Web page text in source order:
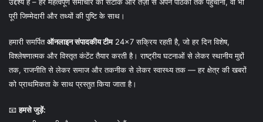
पूरी जिम्मेदारी और तथ्यों की पुष्टि के साथ।
हमारी समर्पितऑनलाइन संपादकीय टीम24×7 सक्रिय रहती है, जो हर दिन विशेष,
विश्लेषणात्मक और विस्तृत कंटेंट तैयार करती है। राष्ट्रीय घटनाओं से लेकर स्थानीय मुद्दों
तक, राजनीति से लेकर समाज और तकनीक से लेकर स्वास्थ्य तक — हर क्षेत्र की खबरों
को प्राथमिकता के साथ प्रस्तुत किया जाता है।
📧हमसे जुड़ें: